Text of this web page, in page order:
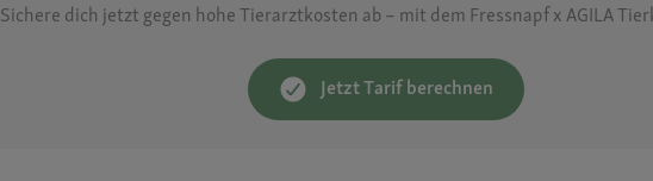
Sichere dich jetzt gegen hohe Tierarztkosten ab – mit dem Fressnapf x AGILA
Jetzt Tarif berechnen